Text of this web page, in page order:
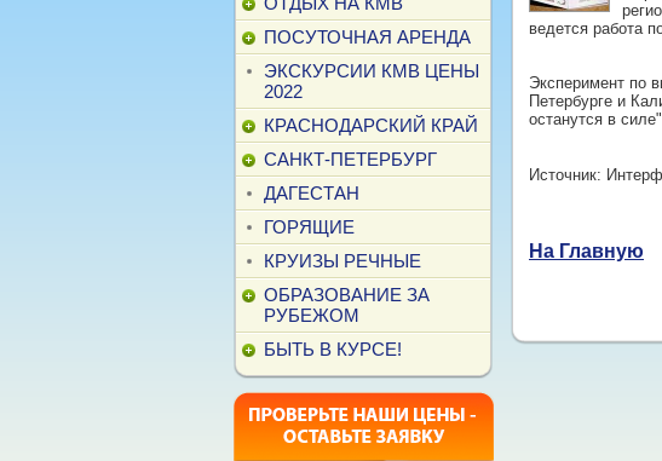
ПОСУТОЧНАЯ АРЕНДА
ЭКСКУРСИИ КМВ ЦЕНЫ
2022
КРАСНОДАРСКИЙ КРАЙ
САНКТ-ПЕТЕРБУРГ
ДАГЕСТАН
ГОРЯЩИЕ
КРУИЗЫ РЕЧНЫЕ
ОБРАЗОВАНИЕ ЗА
РУБЕЖОМ
БЫТЬ В КУРСЕ!
ведется работа
Эксперимент по
Петербурге и
останутся в
Источник:
На Главную